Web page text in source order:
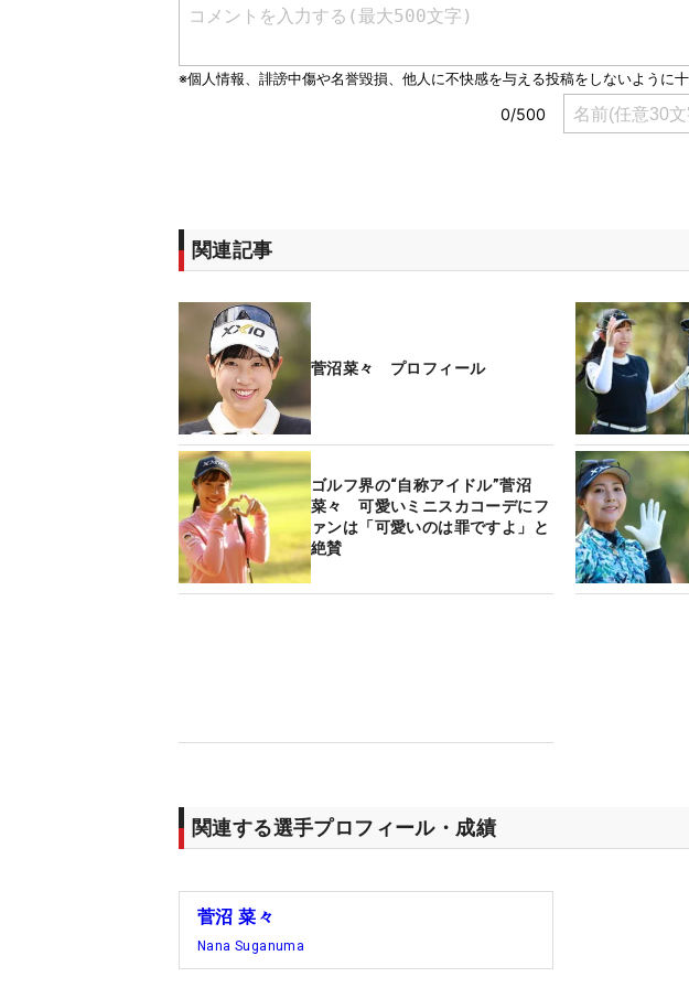
関連記事
菅沼菜々 プロフィール
ゴルフ界の“自称アイドル”菅沼
菜々 可愛いミニスカコーデにフ
ァンは「可愛いのは罪ですよ」と
絶賛
関連する選手プロフィール・成績
菅沼 菜々
Nana Suganuma